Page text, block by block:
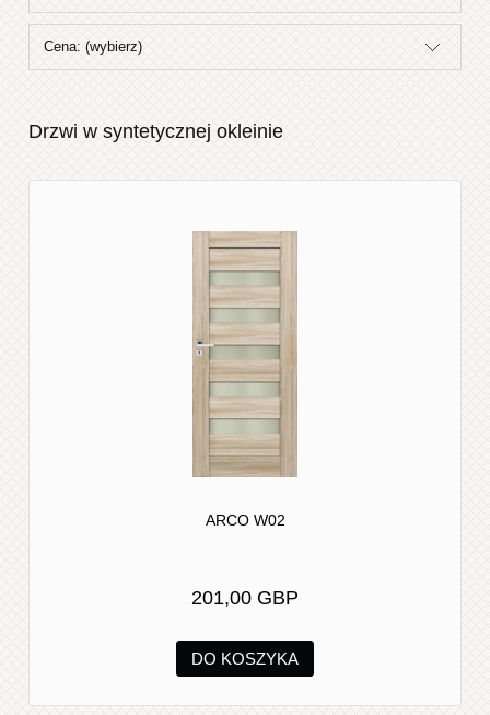
Cena: (wybierz)
Drzwi w syntetycznej okleinie
ARCO W02
201,00 GBP
DO KOSZYKA